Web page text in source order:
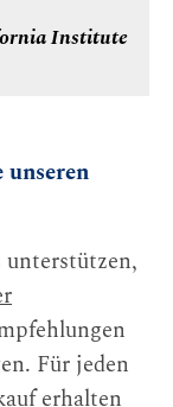
Institute
Für jeden
erhalten